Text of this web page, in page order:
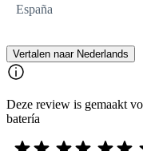
España
Vertalen naar Nederlands
Deze review is gemaakt
batería